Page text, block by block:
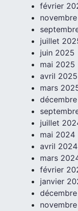
février
juillet
juin 2025
mai 2025
avril 2025
mars
juillet
mai 2024
avril 2024
mars
février
janvier